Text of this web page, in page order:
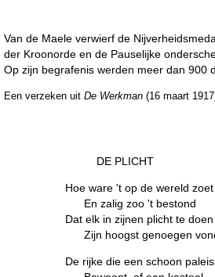
Van de Maele verwierf de
der Kroonorde en de Pauselijke
Op zijn begrafenis werden meer dan 900
Een verzeken uit De Werkman (16 maart
DE PLICHT
Hoe ware 't op de wereld zoet
En zalig zoo 't bestond
Dat elk in zijnen plicht te doen
Zijn hoogst genoegen
De rijke die een schoon paleis